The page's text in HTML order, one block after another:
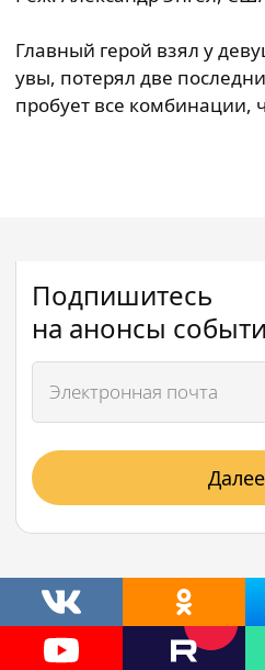
Главный герой взял у
увы, потерял две
пробует все комбинации,
Подпишитесь
на анонсы
Далее